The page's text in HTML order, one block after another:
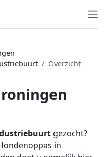
Overzicht
gezocht?
in